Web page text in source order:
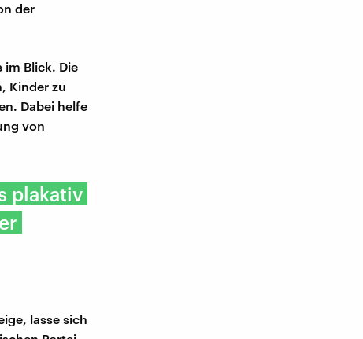
der
Blick. Die
Kinder zu
Dabei helfe
von
plakativ
lasse sich